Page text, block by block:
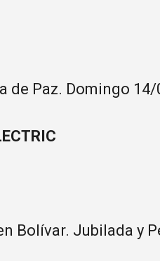
de Paz. Domingo 14/
Bolívar. Jubilada y